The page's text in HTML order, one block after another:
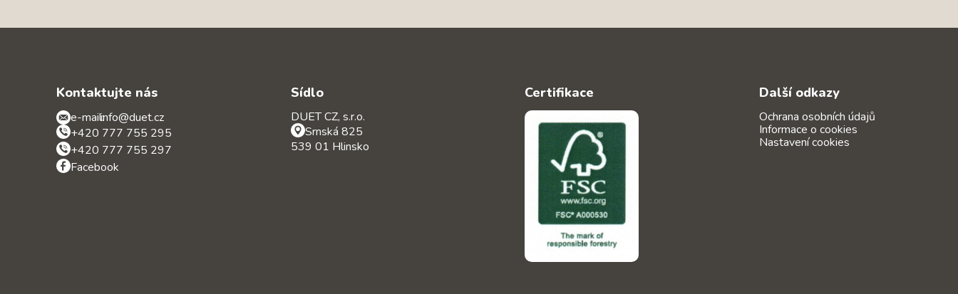
Kontaktujte nás
e-mail:info@duet.cz
+420 777 755 295
+420 777 755 297
Facebook
Sídlo
DUET CZ, s.r.o.
Srnská 825
539 01 Hlinsko
Certifikace Další odkazy
Ochrana osobních údajů
Informace o cookies
Nastavení cookies